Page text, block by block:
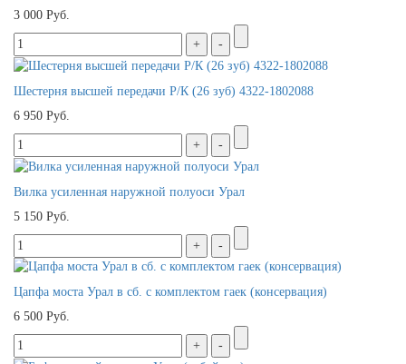
3 000 Руб.
Шестерня высшей передачи Р/К (26 зуб) 4322-1802088
6 950 Руб.
Вилка усиленная наружной полуоси Урал
5 150 Руб.
Цапфа моста Урал в сб. с комплектом гаек (консервация)
6 500 Руб.